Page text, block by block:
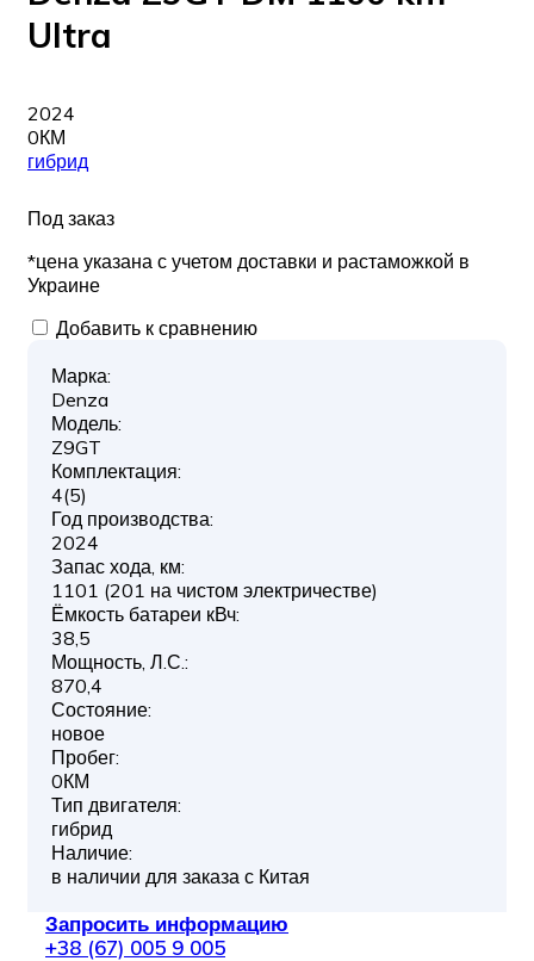
Ultra
2024
0КМ
гибрид
Под заказ
*цена указана с учетом доставки и растаможкой в
Украине
Добавить к сравнению
Марка:
Denza
Модель:
Z9GT
Комплектация:
4(5)
Год производства:
2024
Запас хода, км:
1101 (201 на чистом электричестве)
Ёмкость батареи кВч:
38,5
Мощность, Л.С.:
870,4
Состояние:
новое
Пробег:
0КМ
Тип двигателя:
гибрид
Наличие:
в наличии для заказа с Китая
Запросить информацию
+38 (67) 005 9 005